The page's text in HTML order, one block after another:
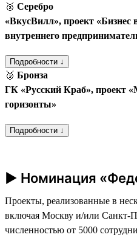
🥈 Серебро
«ВкусВилл», проект «Бизнес
внутреннего
Подробности ↓
🥉 Бронза
ГК «Русский Краб», проект
горизонты»
Подробности ↓
► Номинация
Проекты, реализованные в
включая Москву и/или Санкт-
численностью от 5000